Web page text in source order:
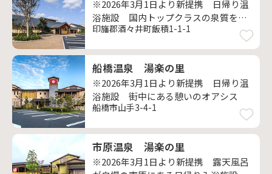
※2026年3月1日より新提携 日帰り温
浴施設 国内トップクラスの泉質を持
つ天然温泉
印旛郡酒々井町飯積1-1-1
船橋温泉 湯楽の里
※2026年3月1日より新提携 日帰り温
浴施設 街中にある憩いのオアシス
船橋市山手3-4-1
市原温泉 湯楽の里
※2026年3月1日より新提携 露天風呂